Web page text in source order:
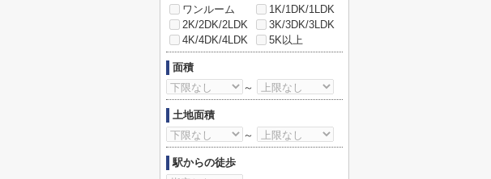
ワンルーム
1K/1DK/1LDK
2K/2DK/2LDK
3K/3DK/3LDK
4K/4DK/4LDK
5K以上
面積
～
土地面積
～
駅からの徒歩